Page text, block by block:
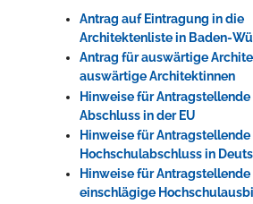
Erleben in Hockenheim
Spaß unter prickelnden Wasserfällen, das
Wellenbecken oder doch lieber die pure
Sprudelliege im Solebecken?
Antrag auf Eintragung in die
Architektenliste in Baden-
Antrag für auswärtige
auswärtige Architektinnen
Hinweise für
Abschluss in der EU
Hinweise für
Hochschulabschluss in
Hinweise für Antragstellende
einschlägige